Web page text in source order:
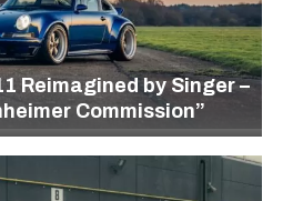
Reimagined by Singer –
Commission”